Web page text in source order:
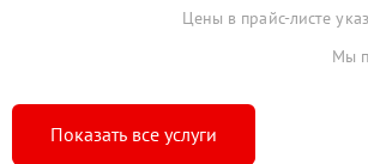
Цены в прайс-листе
Мы
Показать все услуги